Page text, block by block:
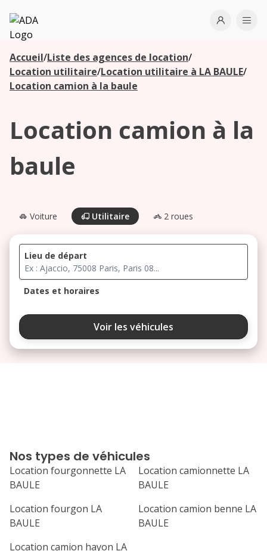
ADA
Open
Accueil/Liste des agences de location/
Location utilitaire/Location utilitaire à LA BAULE/
Location camion à la baule
Location camion à la
baule
Voiture Utilitaire 2 roues
Lieu de départ
Dates et horaires
août 2026
ma me
24 25 26
septembre 2026
me
1
Voir les véhicules
Nos types de véhicules
Location fourgonnette LA
BAULE
Location camionnette LA
BAULE
Location fourgon LA
BAULE
Location camion benne LA
BAULE
Location camion hayon LA
Les
agences à
proximité
Commencez
votre
recherche
proximité